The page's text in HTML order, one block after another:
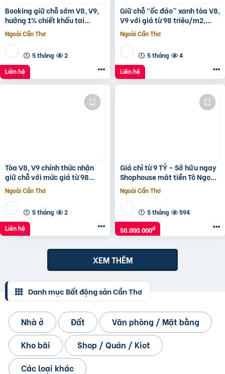
Booking giữ chỗ sớm V8, V9,
hưởng 1% chiết khấu tại
Sunshine Sky City để đón đầu
hạ tầng phát triển
Ngoài Cần Thơ
5 tháng
2
Liên hệ
Giữ chỗ “ốc đảo” xanh tòa V8,
V9 với giá từ 98 triệu/m2,
hưởng 1% chiết khấu booking
sớm tại
Ngoài Cần Thơ
5 tháng
4
Liên hệ
Tòa V8, V9 chính thức nhận
giữ chỗ với mức giá từ 98
triệu/m2, 1% early bird tại
Sunshine Sky City
Ngoài Cần Thơ
5 tháng
2
Liên hệ
Giá chỉ từ 9 TỶ – Sở hữu ngay
Shophouse mặt tiền Tô Ngọc
Vân, ngay vành đai 2
Ngoài Cần Thơ
5 tháng 594
50.000.000đ
XEM THÊM
Danh mục Bất động sản Cần Thơ
Nhà ở Đất
Văn phòng / Mặt bằng
Kho bãi
Shop / Quán / Kiot
Các loại khác